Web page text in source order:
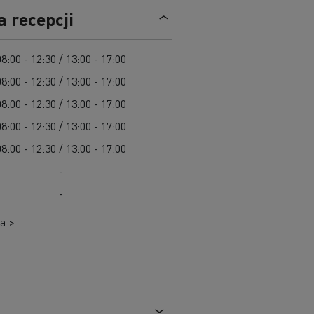
Pojazdy dla jednostek samorządu terytorialnego
Pojazdy ratowniczo-gaśnicze
Zbiórka odpadów
Roboty drogowe
Czyszczenie i konserwacja kanalizacji
Leasing dla pojazdów elektrycznych
Design: rewolucja w pojazdach elektrycznych
Firma Guerlain i dostawy do 15 sklepów w
Grupa Delanchy korzysta z elektrycznych
ciężarówek
recepcji
- 12:30 / 13:00 - 17:00
- 12:30 / 13:00 - 17:00
- 12:30 / 13:00 - 17:00
- 12:30 / 13:00 - 17:00
- 12:30 / 13:00 - 17:00
-
-
>